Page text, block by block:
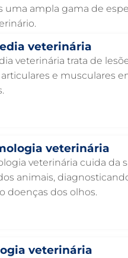
uma ampla gama de
veterinária
veterinária trata de
articulares e musculares
veterinária
veterinária cuida da
animais,
doenças dos olhos.
veterinária